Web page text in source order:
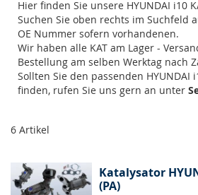
Hier finden Sie unsere HYUNDAI i10
Suchen Sie oben rechts im Suchfeld
OE Nummer sofern vorhandenen.
Wir haben alle KAT am Lager -
Bestellung am selben Werktag nach
Sollten Sie den passenden HYUNDAI
finden, rufen Sie uns gern an unter
6 Artikel
Katalysator
(PA)